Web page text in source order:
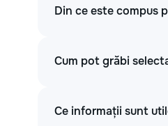
Din ce este compus
Cum pot grăbi
Ce informații sunt